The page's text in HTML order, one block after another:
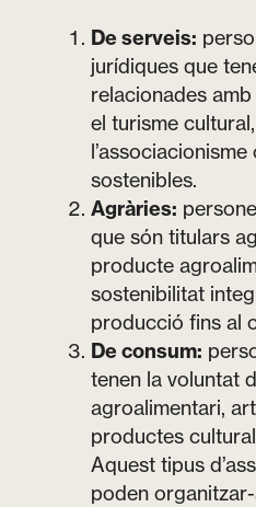
De serveis:
jurídiques que
relacionades
el turisme
l’associacionisme
sostenibles.
Agràries:
que són titulars
producte
sostenibilitat
producció fins al
De consum:
tenen la voluntat
agroalimentari,
productes
Aquest tipus
poden